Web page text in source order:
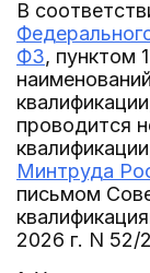
В
ФЗ, пунктом
проводится
Минтруда
письмом
2026 г. N 52/